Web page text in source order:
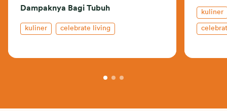
Dampaknya Bagi Tubuh
kuliner celebrate living
kuliner